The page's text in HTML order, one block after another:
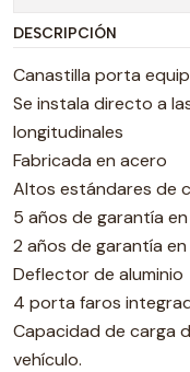
DESCRIPCIÓN
Canastilla porta
Se instala directo a
longitudinales
Fabricada en acero
Altos estándares de
5 años de garantía
2 años de garantía
Deflector de aluminio
4 porta faros
Capacidad de carga
vehículo.